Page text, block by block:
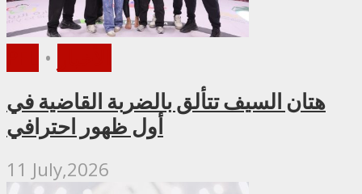
•
هتان السيف تتألق بالضربة القاضية في
أول ظهور احترافي
11 July,2026